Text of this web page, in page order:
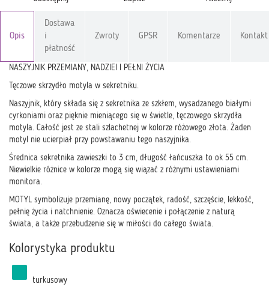
Opis
Dostawa
i
płatność
Zwroty GPSR Komentarze Kontakt
NASZYJNIK PRZEMIANY, NADZIEI I PEŁNI ŻYCIA
Tęczowe skrzydło motyla w sekretniku.
Naszyjnik, który składa się z sekretnika ze szkłem, wysadzanego białymi
cyrkoniami oraz pięknie mieniącego się w świetle, tęczowego skrzydła
motyla. Całość jest ze stali szlachetnej w kolorze różowego złota. Żaden
motyl nie ucierpiał przy powstawaniu tego naszyjnika.
Średnica sekretnika zawieszki to 3 cm, długość łańcuszka to ok 55 cm.
Niewielkie różnice w kolorze mogą się wiązać z różnymi ustawieniami
monitora.
MOTYL symbolizuje przemianę, nowy początek, radość, szczęście, lekkość,
pełnię życia i natchnienie. Oznacza oświecenie i połączenie z naturą
świata, a także przebudzenie się w miłości do całego świata.
Kolorystyka produktu
turkusowy